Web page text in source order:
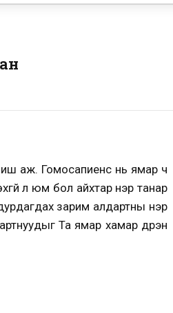
биш аж. Гомосапиенс нь ямар ч
л юм бол айхтар үнэр танар
зарим алдартны нэр
Та ямар хамар дүүрэн